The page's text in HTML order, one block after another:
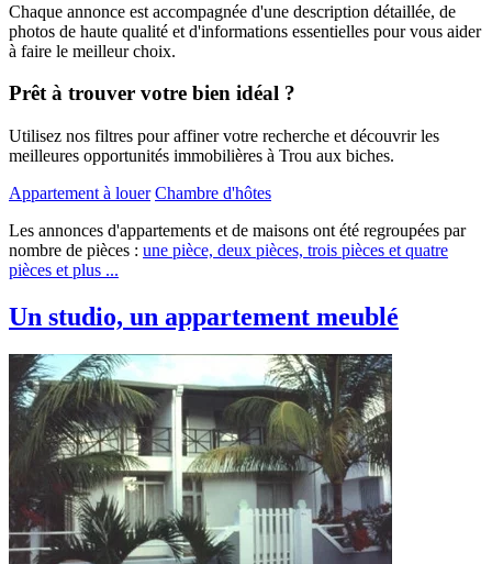
Chaque annonce est accompagnée d'une description détaillée, de
photos de haute qualité et d'informations essentielles pour vous aider
à faire le meilleur choix.
Prêt à trouver votre bien idéal ?
Utilisez nos filtres pour affiner votre recherche et découvrir les
meilleures opportunités immobilières à Trou aux biches.
Appartement à louer Chambre d'hôtes
Les annonces d'appartements et de maisons ont été regroupées par
nombre de pièces : une pièce, deux pièces, trois pièces et quatre
pièces et plus ...
Un studio, un appartement meublé